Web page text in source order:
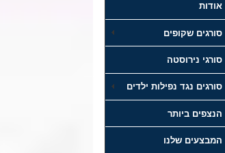
אודות
סורגים שקופים
סורגי נירוסטה
סורגים נגד נפילות ילדים
הנצפים ביותר
המבצעים שלנו